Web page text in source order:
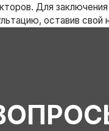
Для
оставив свой